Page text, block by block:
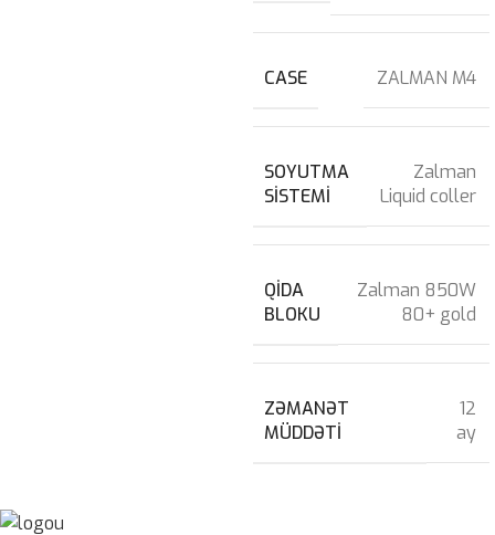
CASE ZALMAN M4
SOYUTMA
SISTEMI
Zalman
Liquid coller
QIDA
BLOKU
Zalman 850W
80+ gold
ZƏMANƏT
MÜDDƏTI
12
ay